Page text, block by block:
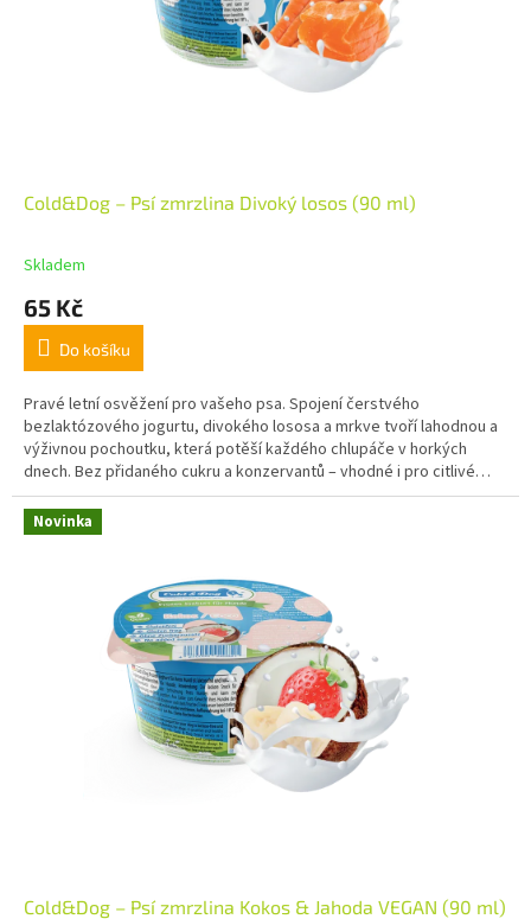
Cold&Dog – Psí zmrzlina Divoký losos (90 ml)
Skladem
65 Kč
Do košíku
Pravé letní osvěžení pro vašeho psa. Spojení čerstvého
bezlaktózového jogurtu, divokého lososa a mrkve tvoří lahodnou a
výživnou pochoutku, která potěší každého chlupáče v horkých
dnech. Bez přidaného cukru a konzervantů – vhodné i pro citlivé
nebo alergické psy.
Novinka
Cold&Dog – Psí zmrzlina Kokos & Jahoda VEGAN (90 ml)